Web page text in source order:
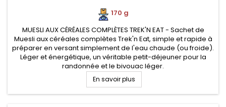
170 g
MUESLI AUX CÉRÉALES COMPLÈTES TREK'N EAT - Sachet de
Muesli aux céréales complètes Trek'n Eat, simple et rapide à
préparer en versant simplement de l'eau chaude (ou froide).
Léger et énergétique, un véritable petit-déjeuner pour la
randonnée et le bivouac léger.
En savoir plus